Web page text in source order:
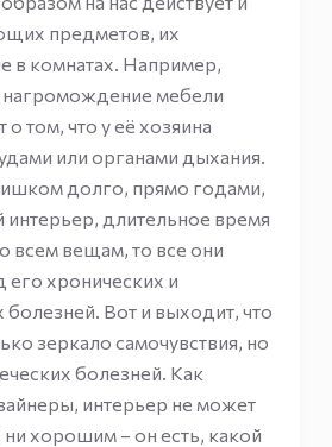
предметов, их
в комнатах. Например,
мебели
о том, что у её хозяина
или органами дыхания.
долго, прямо годами,
длительное время
всем вещам, то все они
его хронических и
болезней. Вот и выходит, что
зеркало самочувствия, но
болезней. Как
интерьер не может
хорошим – он есть, какой